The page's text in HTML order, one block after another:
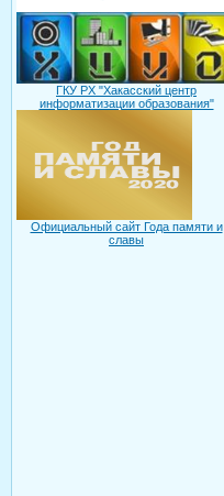
ГКУ РХ "Хакасский центр
информатизации образования"
Официальный сайт Года памяти и
славы